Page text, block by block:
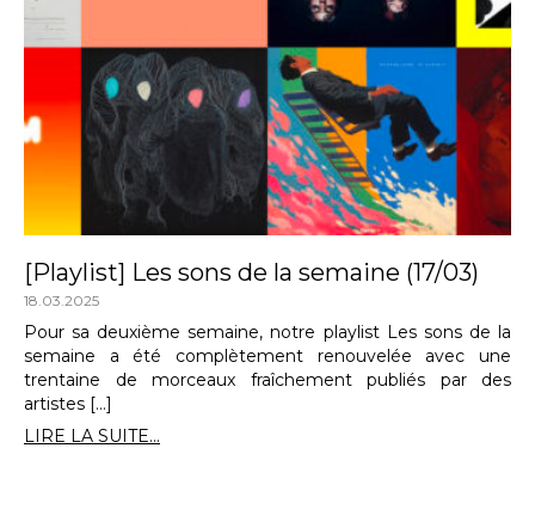
[Playlist] Les sons de la semaine (17/03)
18.03.2025
Pour sa deuxième semaine, notre playlist Les sons de la
semaine a été complètement renouvelée avec une
trentaine de morceaux fraîchement publiés par des
artistes […]
LIRE LA SUITE...